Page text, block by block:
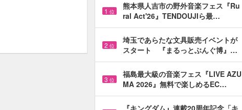
1 位
熊本県人吉市の野外音楽フェス『Ru
ral Act'26』TENDOUJIら最…
2 位
埼玉であらたな文具販売イベントが
スタート 『まるっとぶんぐ博』…
3 位
福島最大級の音楽フェス『LIVE AZU
MA 2026』無料で楽しめるEC…
『キングダム』連載20周年記念「キ